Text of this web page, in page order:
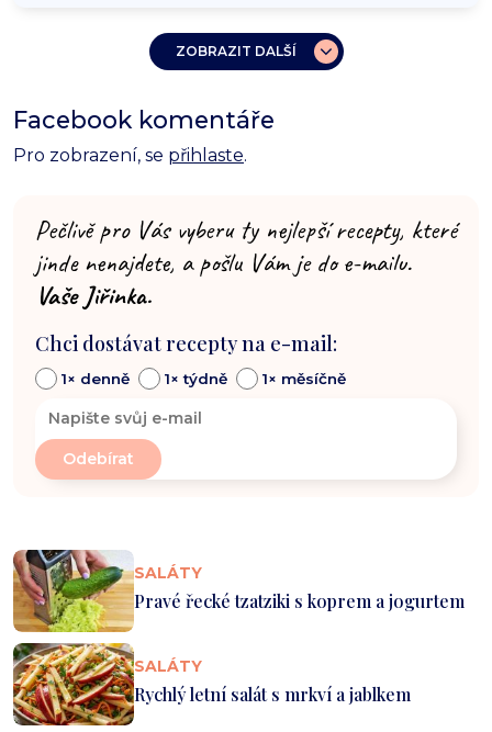
ZOBRAZIT DALŠÍ
Facebook komentáře
Pro zobrazení, se přihlaste.
Pečlivě pro Vás vyberu ty nejlepší recepty, které
jinde nenajdete, a pošlu Vám je do e-mailu.
Vaše Jiřinka.
Chci dostávat recepty na e-mail:
1× denně 1× týdně 1× měsíčně
SALÁTY
Pravé řecké tzatziki s koprem a jogurtem
SALÁTY
Rychlý letní salát s mrkví a jablkem